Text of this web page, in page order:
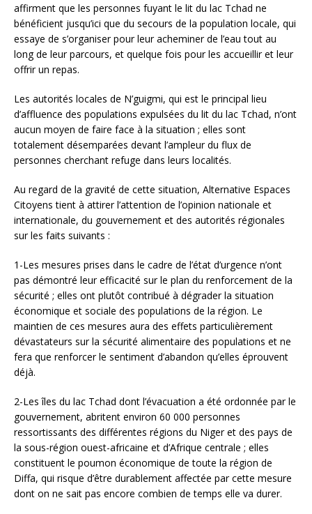
affirment que les personnes fuyant le lit du lac Tchad ne
bénéficient jusqu’ici que du secours de la population locale, qui
essaye de s’organiser pour leur acheminer de l’eau tout au
long de leur parcours, et quelque fois pour les accueillir et leur
offrir un repas.
Les autorités locales de N’guigmi, qui est le principal lieu
d’affluence des populations expulsées du lit du lac Tchad, n’ont
aucun moyen de faire face à la situation ; elles sont
totalement désemparées devant l’ampleur du flux de
personnes cherchant refuge dans leurs localités.
Au regard de la gravité de cette situation, Alternative Espaces
Citoyens tient à attirer l’attention de l’opinion nationale et
internationale, du gouvernement et des autorités régionales
sur les faits suivants :
1-Les mesures prises dans le cadre de l’état d’urgence n’ont
pas démontré leur efficacité sur le plan du renforcement de la
sécurité ; elles ont plutôt contribué à dégrader la situation
économique et sociale des populations de la région. Le
maintien de ces mesures aura des effets particulièrement
dévastateurs sur la sécurité alimentaire des populations et ne
fera que renforcer le sentiment d’abandon qu’elles éprouvent
déjà.
2-Les îles du lac Tchad dont l’évacuation a été ordonnée par le
gouvernement, abritent environ 60 000 personnes
ressortissants des différentes régions du Niger et des pays de
la sous-région ouest-africaine et d’Afrique centrale ; elles
constituent le poumon économique de toute la région de
Diffa, qui risque d’être durablement affectée par cette mesure
dont on ne sait pas encore combien de temps elle va durer.